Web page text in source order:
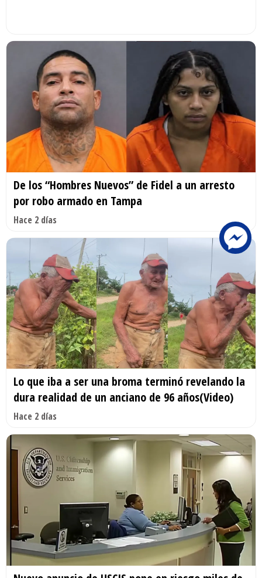
De los “Hombres Nuevos” de Fidel a un arresto
por robo armado en Tampa
Hace 2 días
Lo que iba a ser una broma terminó revelando la
dura realidad de un anciano de 96 años(Video)
Hace 2 días